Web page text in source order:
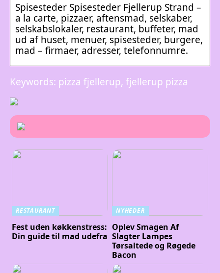
Spisesteder Spisesteder Fjellerup Strand –
a la carte, pizzaer, aftensmad, selskaber,
selskabslokaler, restaurant, buffeter, mad
ud af huset, menuer, spisesteder, burgere,
mad – firmaer, adresser, telefonnumre.
Keywords: pizza fjellerup, fjellerup pizza
RESTAURANT
Fest uden køkkenstress:
Din guide til mad udefra
NYHEDER
Oplev Smagen Af
Slagter Lampes
Tørsaltede og Røgede
Bacon